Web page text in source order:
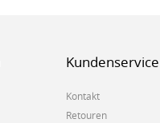
Kundenservice
Kontakt
Retouren